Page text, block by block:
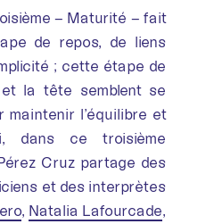
– Maturité – fait
de repos, de liens
; cette étape de
la tête semblent se
maintenir l’équilibre et
dans ce troisième
Cruz partage des
et des interprètes
, Natalia Lafourcade,